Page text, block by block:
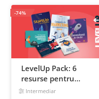
LevelUp Pack: 6
resurse pentru
antreprenorii care
Intermediar
-74%